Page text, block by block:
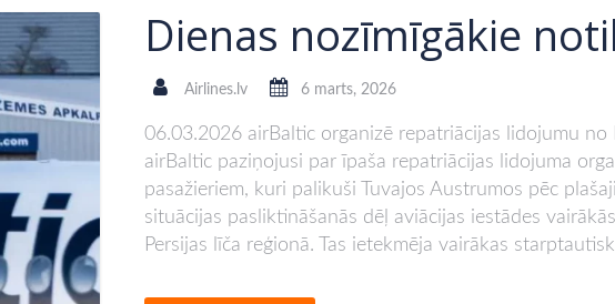
Dienas nozīmīgākie
Airlines.lv 6 marts, 2026
06.03.2026 airBaltic organizē repatriācijas lidojumu
airBaltic paziņojusi par īpaša repatriācijas lidojuma
pasažieriem, kuri palikuši Tuvajos Austrumos pēc
situācijas pasliktināšanās dēļ aviācijas iestādes
Persijas līča reģionā. Tas ietekmēja vairākas